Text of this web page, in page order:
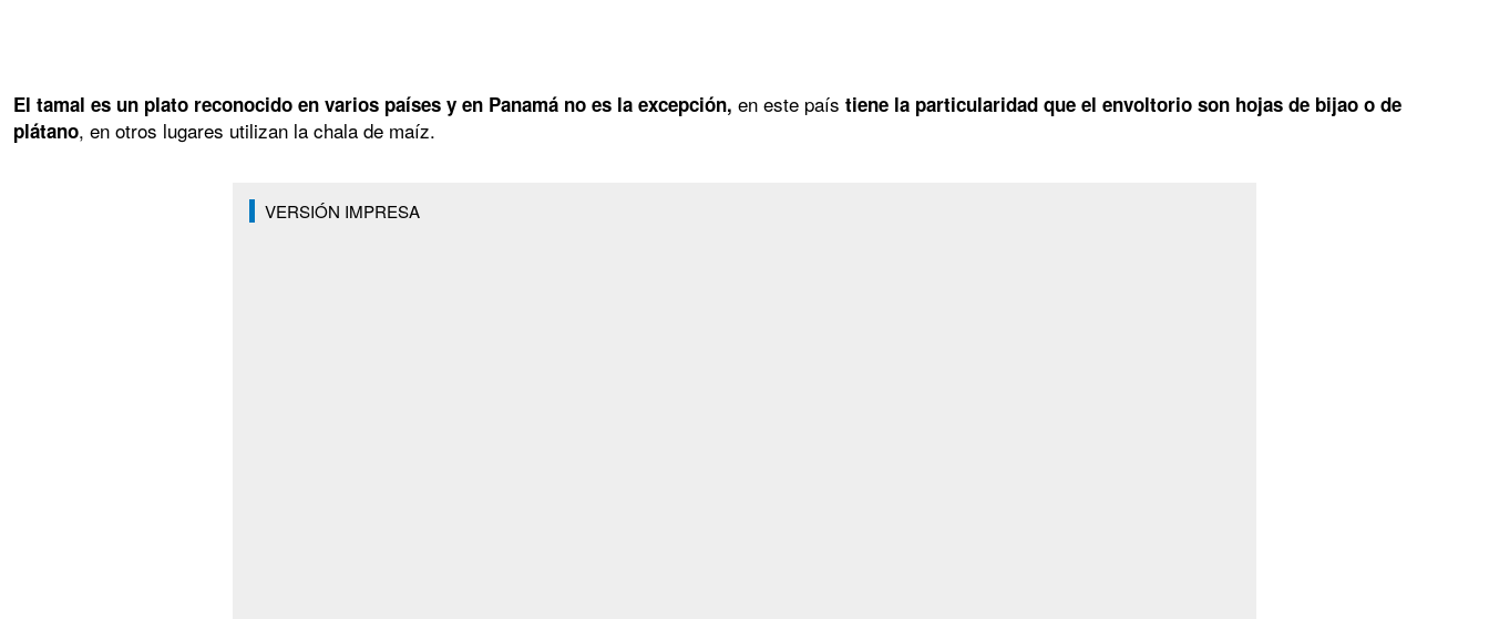
El tamal es un plato reconocido en varios países y en Panamá no es la excepción, en este país tiene la particularidad que el envoltorio son hojas de bijao o de
plátano, en otros lugares utilizan la chala de maíz.
VERSIÓN IMPRESA